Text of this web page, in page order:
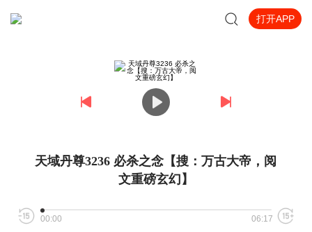
打开APP
天域丹尊3236 必杀之念【搜：万古大帝，阅
文重磅玄幻】
00:00 06:17